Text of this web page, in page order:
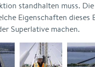
standhalten muss.
Eigenschaften dieses
Superlative machen.